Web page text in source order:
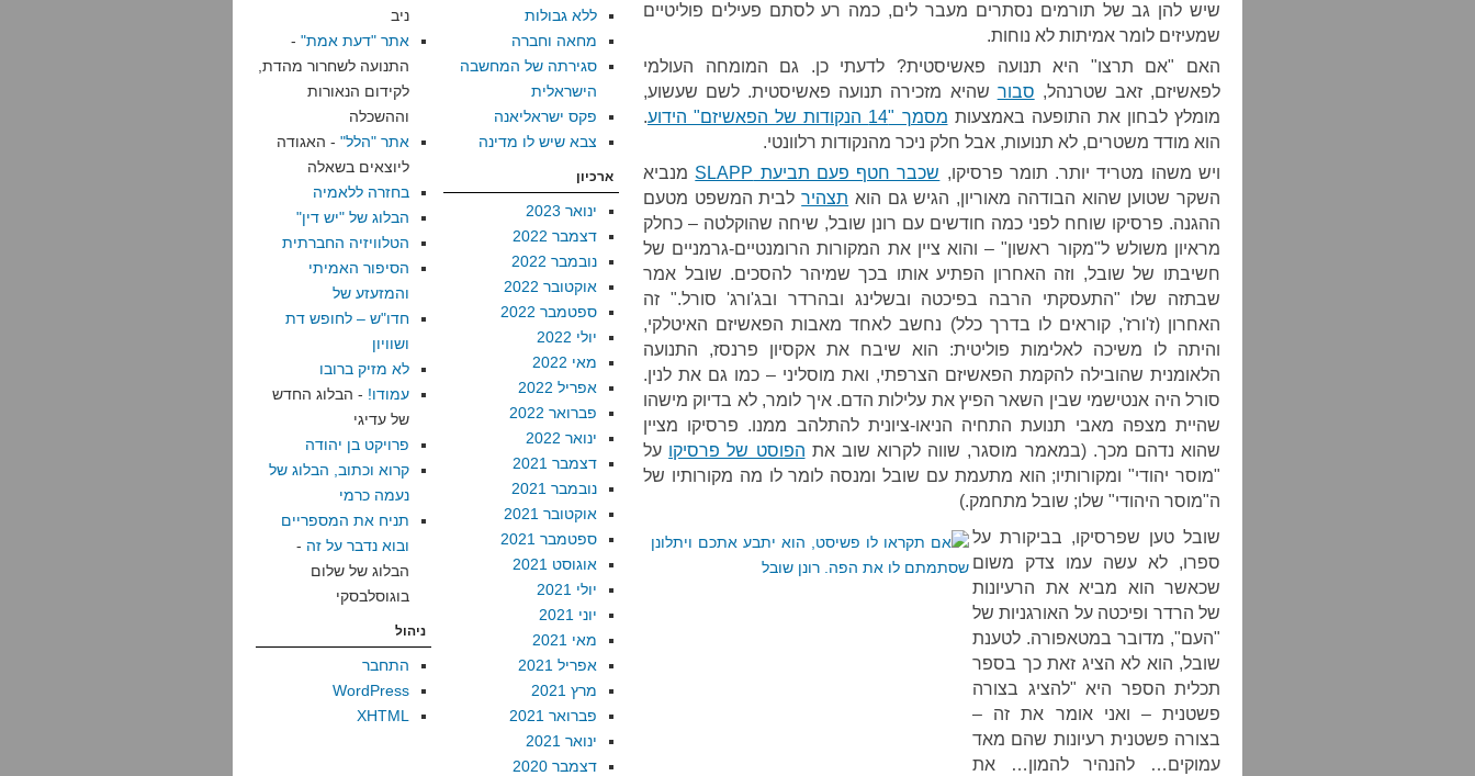
שיש להן גב של תורמים נסתרים מעבר לים, כמה רע לסתם פעילים פוליטיים
שמעיזים לומר אמיתות לא נוחות.
האם "אם תרצו" היא תנועה פאשיסטית? לדעתי כן. גם המומחה העולמי
לפאשיזם, זאב שטרנהל, סבור שהיא מזכירה תנועה פאשיסטית. לשם שעשוע,
מומלץ לבחון את התופעה באמצעות מסמך "14 הנקודות של הפאשיזם" הידוע
.
הוא מודד משטרים, לא תנועות, אבל חלק ניכר מהנקודות רלוונטי.
ויש משהו מטריד יותר. תומר פרסיקו, שכבר חטף פעם תביעת SLAPP
מנביא
השקר שטוען שהוא הבודהה מאוריון, הגיש גם הוא תצהירלבית המשפט מטעם
ההגנה. פרסיקו שוחח לפני כמה חודשים עם רונן שובל, שיחה שהוקלטה – כחלק
מראיון משולש ל"מקור ראשון" – והוא ציין את המקורות הרומנטיים-גרמניים של
חשיבתו של שובל, וזה האחרון הפתיע אותו בכך שמיהר להסכים. שובל אמר
שבתזה שלו "התעסקתי הרבה בפיכטה ובשלינג ובהרדר ובג'ורג' סורל." זה
האחרון (ז'ורז', קוראים לו בדרך כלל) נחשב לאחד מאבות הפאשיזם האיטלקי,
והיתה לו משיכה לאלימות פוליטית: הוא שיבח את אקסיון פרנסז, התנועה
הלאומנית שהובילה להקמת הפאשיזם הצרפתי, ואת מוסליני – כמו גם את לנין.
סורל היה אנטישמי שבין השאר הפיץ את עלילות הדם. איך לומר, לא בדיוק מישהו
שהיית מצפה מאבי תנועת התחיה הניאו-ציונית להתלהב ממנו. פרסיקו מציין
שהוא נדהם מכך. (במאמר מוסגר, שווה לקרוא שוב את הפוסט של פרסיקו על
"מוסר יהודי" ומקורותיו; הוא מתעמת עם שובל ומנסה לומר לו מה מקורותיו של
ה"מוסר היהודי" שלו; שובל מתחמק.)
שובל טען שפרסיקו, בביקורת על
ספרו, לא עשה עמו צדק משום
שכאשר הוא מביא את הרעיונות
של הרדר ופיכטה על האורגניות של
"העם", מדובר במטאפורה. לטענת
שובל, הוא לא הציג זאת כך בספר
תכלית הספר היא "להציג בצורה
פשטנית – ואני אומר את זה –
בצורה פשטנית רעיונות שהם מאד
עמוקים… להנהיר להמון… את
ללא גבולות
מחאה וחברה
סגירתה של המחשבה
הישראלית
פקס ישראליאנה
צבא שיש לו מדינה
ארכיון
ינואר 2023
דצמבר 2022
נובמבר 2022
אוקטובר 2022
ספטמבר 2022
יולי 2022
מאי 2022
אפריל 2022
פברואר 2022
ינואר 2022
דצמבר 2021
נובמבר 2021
אוקטובר 2021
ספטמבר 2021
אוגוסט 2021
יולי 2021
יוני 2021
מאי 2021
אפריל 2021
מרץ 2021
פברואר 2021
ינואר 2021
דצמבר 2020
ניב
אתר "דעת אמת" -
התנועה לשחרור מהדת,
לקידום הנאורות
וההשכלה
אתר "הלל" - האגודה
ליוצאים בשאלה
בחזרה ללאמיה
הבלוג של "יש דין"
הטלוויזיה החברתית
הסיפור האמיתי
והמזעזע של
חדו"ש – לחופש דת
ושוויון
לא מזיק ברובו
עמודו! - הבלוג החדש
של עדיגי
פרויקט בן יהודה
קרוא וכתוב, הבלוג של
נעמה כרמי
תניח את המספריים
ובוא נדבר על זה -
הבלוג של שלום
בוגוסלבסקי
ניהול
התחבר
WordPress
XHTML